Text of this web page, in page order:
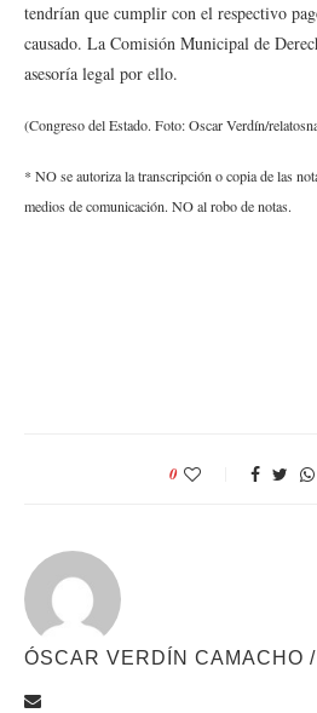
tendrían que cumplir con el respectivo
causado. La Comisión Municipal de
asesoría legal por ello.
(Congreso del Estado. Foto: Oscar Verdín/
* NO se autoriza la transcripción o copia de las
medios de comunicación. NO al robo de notas.
0
ÓSCAR VERDÍN CAMACHO